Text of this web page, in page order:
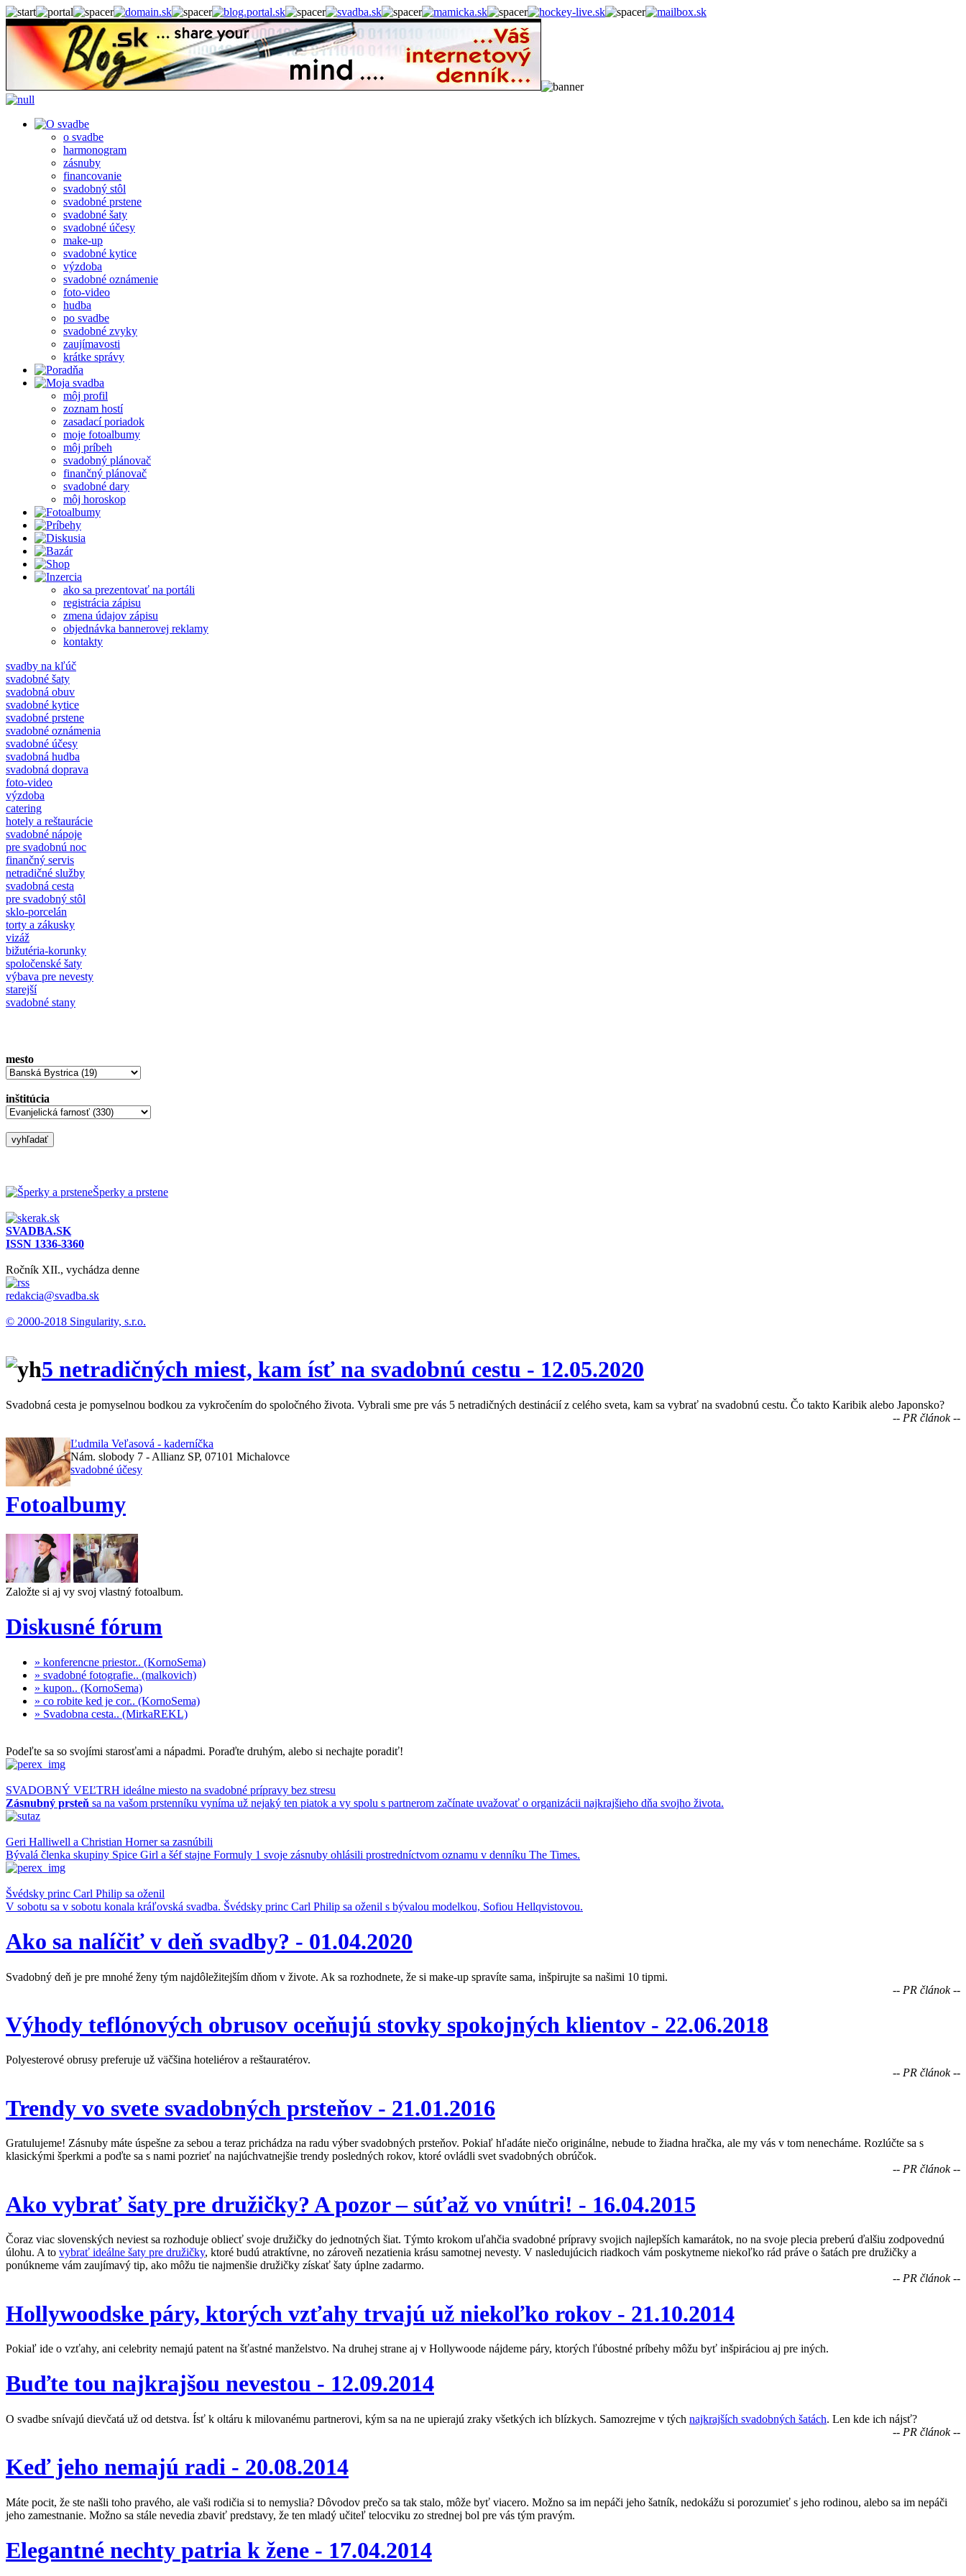
o svadbe
harmonogram
zásnuby
financovanie
svadobný stôl
svadobné prstene
svadobné šaty
svadobné účesy
make-up
svadobné kytice
výzdoba
svadobné oznámenie
foto-video
hudba
po svadbe
svadobné zvyky
zaujímavosti
krátke správy
môj profil
zoznam hostí
zasadací poriadok
moje fotoalbumy
môj príbeh
svadobný plánovač
finančný plánovač
svadobné dary
môj horoskop
ako sa prezentovať na portáli
registrácia zápisu
zmena údajov zápisu
objednávka bannerovej reklamy
kontakty
svadby na kľúč
svadobné šaty
svadobná obuv
svadobné kytice
svadobné prstene
svadobné oznámenia
svadobné účesy
svadobná hudba
svadobná doprava
foto-video
výzdoba
catering
hotely a reštaurácie
svadobné nápoje
pre svadobnú noc
finančný servis
netradičné služby
svadobná cesta
pre svadobný stôl
sklo-porcelán
torty a zákusky
vizáž
bižutéria-korunky
spoločenské šaty
výbava pre nevesty
starejší
svadobné stany
mesto
inštitúcia
Šperky a prstene
SVADBA.SK
ISSN 1336-3360
Ročník XII., vychádza denne
redakcia@svadba.sk
© 2000-2018 Singularity, s.r.o.
5 netradičných miest, kam ísť na svadobnú cestu - 12.05.2020
Svadobná cesta je pomyselnou bodkou za vykročením do spoločného života. Vybrali sme pre vás 5 netradičných destinácií z celého sveta, kam sa vybrať na svadobnú cestu. Čo takto Karibik alebo Japonsko?
-- PR článok --
Ľudmila Veľasová - kaderníčka
Nám. slobody 7 - Allianz SP, 07101 Michalovce
svadobné účesy
Fotoalbumy
Založte si aj vy svoj vlastný fotoalbum.
Diskusné fórum
» konferencne priestor.. (KornoSema)
» svadobné fotografie.. (malkovich)
» kupon.. (KornoSema)
» co robite ked je cor.. (KornoSema)
» Svadobna cesta.. (MirkaREKL)
Podeľte sa so svojími starosťami a nápadmi. Poraďte druhým, alebo si nechajte poradiť!
SVADOBNÝ VEĽTRH ideálne miesto na svadobné prípravy bez stresu
Zásnubný prsteň sa na vašom prstenníku vyníma už nejaký ten piatok a vy spolu s partnerom začínate uvažovať o organizácii najkrajšieho dňa svojho života.
Geri Halliwell a Christian Horner sa zasnúbili
Bývalá členka skupiny Spice Girl a šéf stajne Formuly 1 svoje zásnuby ohlásili prostredníctvom oznamu v denníku The Times.
Švédsky princ Carl Philip sa oženil
V sobotu sa v sobotu konala kráľovská svadba. Švédsky princ Carl Philip sa oženil s bývalou modelkou, Sofiou Hellqvistovou.
Ako sa nalíčiť v deň svadby? - 01.04.2020
Svadobný deň je pre mnohé ženy tým najdôležitejším dňom v živote. Ak sa rozhodnete, že si make-up spravíte sama, inšpirujte sa našimi 10 tipmi.
-- PR článok --
Výhody teflónových obrusov oceňujú stovky spokojných klientov - 22.06.2018
Polyesterové obrusy preferuje už väčšina hoteliérov a reštauratérov.
-- PR článok --
Trendy vo svete svadobných prsteňov - 21.01.2016
Gratulujeme! Zásnuby máte úspešne za sebou a teraz prichádza na radu výber svadobných prsteňov. Pokiaľ hľadáte niečo originálne, nebude to žiadna hračka, ale my vás v tom nenecháme. Rozlúčte sa s
klasickými šperkmi a poďte sa s nami pozrieť na najúchvatnejšie trendy posledných rokov, ktoré ovládli svet svadobných obrúčok.
-- PR článok --
Ako vybrať šaty pre družičky? A pozor – súťaž vo vnútri! - 16.04.2015
Čoraz viac slovenských neviest sa rozhoduje obliecť svoje družičky do jednotných šiat. Týmto krokom uľahčia svadobné prípravy svojich najlepších kamarátok, no na svoje plecia preberú ďalšiu zodpovednú
úlohu. A to vybrať ideálne šaty pre družičky, ktoré budú atraktívne, no zároveň nezatienia krásu samotnej nevesty. V nasledujúcich riadkoch vám poskytneme niekoľko rád práve o šatách pre družičky a
ponúkneme vám zaujímavý tip, ako môžu tie najmenšie družičky získať šaty úplne zadarmo.
-- PR článok --
Hollywoodske páry, ktorých vzťahy trvajú už niekoľko rokov - 21.10.2014
Pokiaľ ide o vzťahy, ani celebrity nemajú patent na šťastné manželstvo. Na druhej strane aj v Hollywoode nájdeme páry, ktorých ľúbostné príbehy môžu byť inšpiráciou aj pre iných.
Buďte tou najkrajšou nevestou - 12.09.2014
O svadbe snívajú dievčatá už od detstva. Ísť k oltáru k milovanému partnerovi, kým sa na ne upierajú zraky všetkých ich blízkych. Samozrejme v tých najkrajších svadobných šatách. Len kde ich nájsť?
-- PR článok --
Keď jeho nemajú radi - 20.08.2014
Máte pocit, že ste našli toho pravého, ale vaši rodičia si to nemyslia? Dôvodov prečo sa tak stalo, môže byť viacero. Možno sa im nepáči jeho šatník, nedokážu si porozumieť s jeho rodinou, alebo sa im nepáči
jeho zamestnanie. Možno sa stále nevedia zbaviť predstavy, že ten mladý učiteľ telocviku zo strednej bol pre vás tým pravým.
Elegantné nechty patria k žene - 17.04.2014